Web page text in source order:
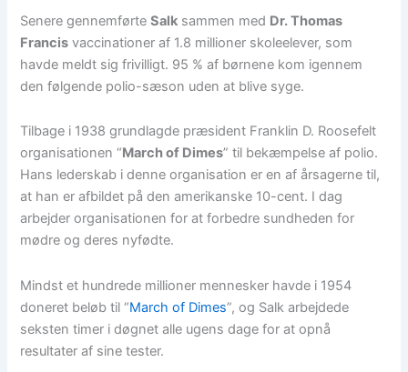
Senere gennemførteSalk sammen med Dr. Thomas
Francis vaccinationer af 1.8 millioner skoleelever, som
havde meldt sig frivilligt. 95 % af børnene kom igennem
den følgende polio-sæson uden at blive syge.
Tilbage i 1938 grundlagde præsident Franklin D. Roosefelt
organisationen “March of Dimes” til bekæmpelse af polio.
Hans lederskab i denne organisation er en af årsagerne til,
at han er afbildet på den amerikanske 10-cent. I dag
arbejder organisationen for at forbedre sundheden for
mødre og deres nyfødte.
Mindst et hundrede millioner mennesker havde i 1954
doneret beløb til “March of Dimes”, og Salk arbejdede
seksten timer i døgnet alle ugens dage for at opnå
resultater af sine tester.